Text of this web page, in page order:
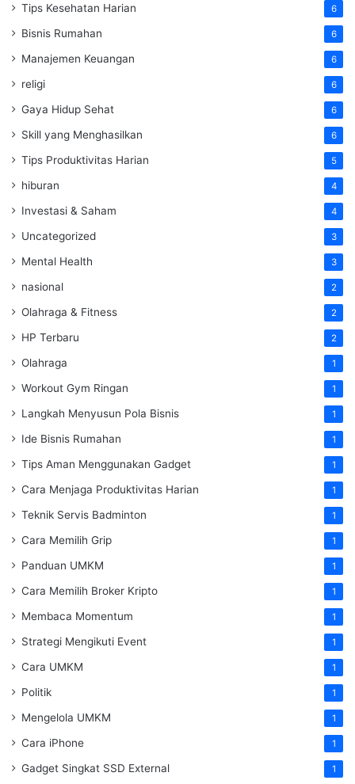
Tips Kesehatan Harian 6
Bisnis Rumahan 6
Manajemen Keuangan 6
religi 6
Gaya Hidup Sehat 6
Skill yang Menghasilkan 6
Tips Produktivitas Harian 5
hiburan 4
Investasi & Saham 4
Uncategorized 3
Mental Health 3
nasional 2
Olahraga & Fitness 2
HP Terbaru 2
Olahraga 1
Workout Gym Ringan 1
Langkah Menyusun Pola Bisnis 1
Ide Bisnis Rumahan 1
Tips Aman Menggunakan Gadget 1
Cara Menjaga Produktivitas Harian 1
Teknik Servis Badminton 1
Cara Memilih Grip 1
Panduan UMKM 1
Cara Memilih Broker Kripto 1
Membaca Momentum 1
Strategi Mengikuti Event 1
Cara UMKM 1
Politik 1
Mengelola UMKM 1
Cara iPhone 1
Gadget Singkat SSD External 1